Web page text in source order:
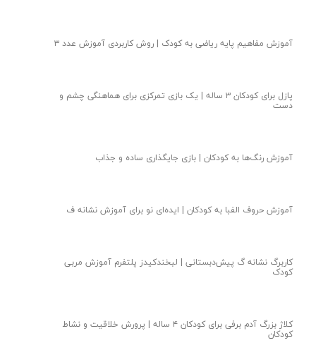
آموزش مفاهیم پایه ریاضی به کودک | روش کاربردی آموزش عدد ۳
پازل برای کودکان ۳ ساله | یک بازی تمرکزی برای هماهنگی چشم و
دست
آموزش رنگ‌ها به کودکان | بازی جایگذاری ساده و جذاب
آموزش حروف الفبا به کودکان | ایده‌ای نو‌ برای آموزش نشانه ف
کاربرگ نشانه گ پیش‌دبستانی | لبخندکیدز پلتفرم آموزش مربی
کودک
کلاژ بزرگ آدم برفی برای کودکان ۴ ساله | پرورش خلاقیت و نشاط
کودکان